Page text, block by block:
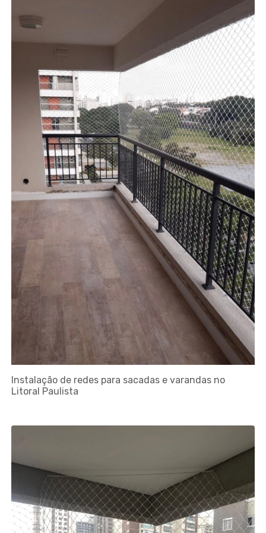
Instalação de redes para sacadas e varandas no
Litoral Paulista